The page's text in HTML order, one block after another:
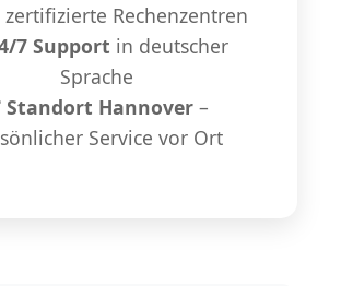
zertifizierte Rechenzentren
7 Support in deutscher
Sprache
Standort Hannover–
Service vor Ort